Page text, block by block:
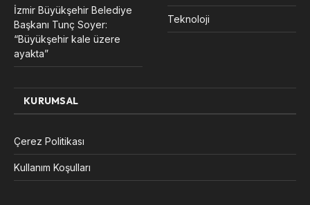
İzmir Büyükşehir Belediye
Başkanı Tunç Soyer:
“Büyükşehir kale üzere
ayakta”
Teknoloji
KURUMSAL
Çerez Politikası
Kullanım Koşulları